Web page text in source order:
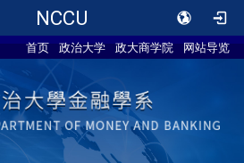
NCCU
首页 政治大学 政大商学院 网站导览